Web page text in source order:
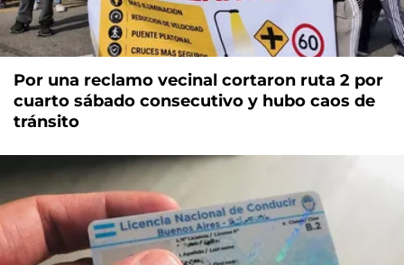
Por una reclamo vecinal cortaron ruta 2 por
cuarto sábado consecutivo y hubo caos de
tránsito